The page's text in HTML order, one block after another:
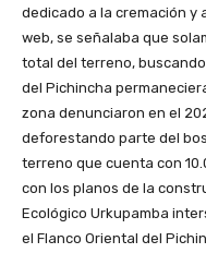
dedicado a la cremación y
web, se señalaba que
total del terreno,
del Pichincha
zona denunciaron en el
deforestando parte del
terreno que cuenta con
con los planos de la
Ecológico Urkupamba
el Flanco Oriental del